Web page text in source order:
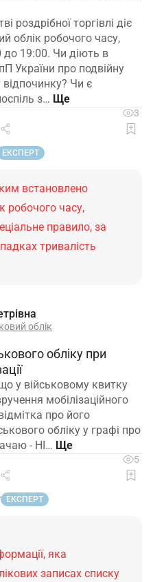
роздрібної торгівлі діє
облік робочого часу,
19:00. Чи діють в
України про подвійну
Чи є
з…
3
ЕКСПЕРТ
встановлено
робочого часу,
правило, за
тривалість
облік
обліку при
у військовому квитку
мобілізаційного
про його
обліку у графі про
- НІ…
5
ЕКСПЕРТ
яка
записах списку